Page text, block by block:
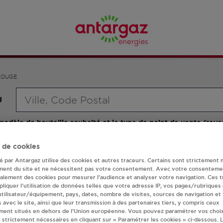
de bouteille souhaité et le type de point de vente
proposent plus de 700 stations-services ainsi que
à MONTROUGE, l'adresse, le numéro de
de cookies
par Antargaz utilise des cookies et autres traceurs. Certains sont strictement
du site et ne nécessitent pas votre consentement. Avec votre
des cookies pour mesurer l’audience et analyser votre navigation. Ces
l’utilisation de données telles que votre adresse IP, vos pages/rubriques
équipement, pays, dates, nombre de visites, sources de navigation et
avec le site, ainsi que leur transmission à des partenaires tiers, y compris ceux
situés en dehors de l’Union européenne. Vous pouvez paramétrer vos
strictement nécessaires en cliquant sur « Paramétrer les cookies » ci-dessous.